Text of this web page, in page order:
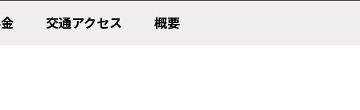
交通アクセス 概要